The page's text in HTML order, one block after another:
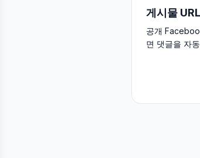
게시물
공개
면 댓글을 자